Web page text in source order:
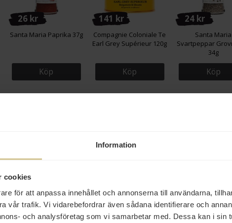
Information
cookies
för att anpassa innehållet och annonserna till användarna,
vår trafik. Vi vidarebefordrar även sådana identifierare och
och analysföretag som vi samarbetar med. Dessa kan i sin
26 kr
Santa Maria Paprika 37g
Köp
141 kr
Compagnie Coloniale Te
Earl Grey Supérieur 120g
Köp
24 kr
Santa Maria
Svartpeppar
34g
Köp
75 kr
Persiskt Paprikaflingor
200g
Edmond Fallot
Dijonsenap Dragon 105g
Göteborgs Kex
Lätta Dinkel